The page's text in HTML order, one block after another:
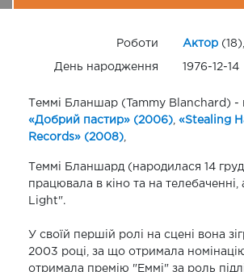
Роботи Актор(18),
День народження 1976-12-14
Теммі Бланшар (Tammy Blanchard) -
«Добрий пастир» (2006) «Stealing
Records» (2008)
Теммі Бланшард (народилася 14
працювала в кіно та на
Light".
У своїй першій ролі на сцені вона
2003 році, за що отримала
отримала премію "Еммі" за роль